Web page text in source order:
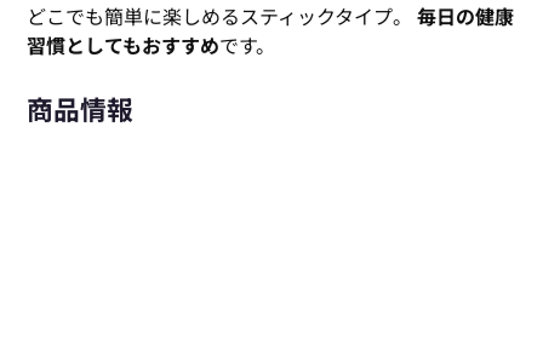
どこでも簡単に楽しめるスティックタイプ。 毎日の健康
習慣としてもおすすめです。
商品情報